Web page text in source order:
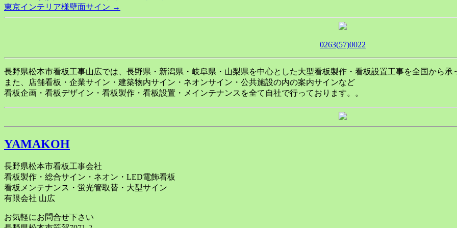
navigation
東京インテリア様壁面サイン →
0263(57)0022
長野県松本市看板工事山広では、長野県・新潟県・岐阜県・山梨県を中心とした大型看板製作・看板設置工事を全国から承
また、店舗看板・企業サイン・建築物内サイン・ネオンサイン・公共施設の内の案内サインなど
看板企画・看板デザイン・看板製作・看板設置・メインテナンスを全て自社で行っております。。
YAMAKOH
長野県松本市看板工事会社
看板製作・総合サイン・ネオン・LED電飾看板
看板メンテナンス・蛍光管取替・大型サイン
有限会社 山広
お気軽にお問合せ下さい